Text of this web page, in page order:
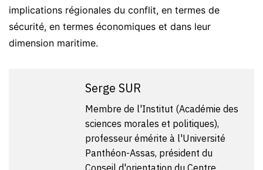
implications régionales du conflit, en termes de
sécurité, en termes économiques et dans leur
dimension maritime.
Serge SUR
Membre de l'Institut (Académie des
sciences morales et politiques),
professeur émérite à l'Université
Panthéon-Assas, président du
Conseil d'orientation du Centre